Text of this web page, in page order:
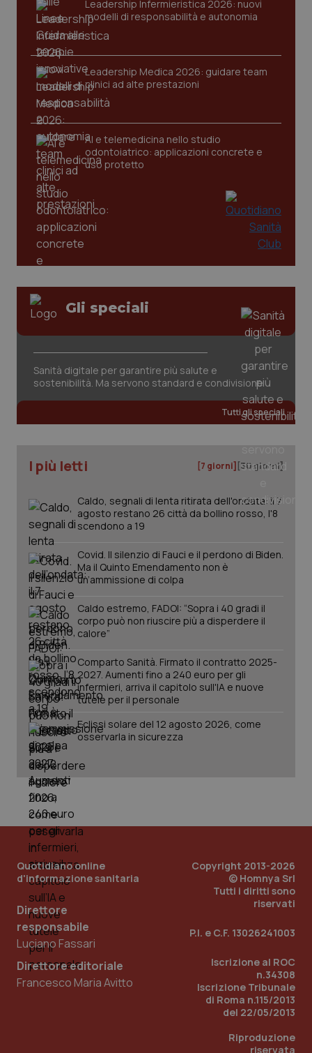
Leadership Infermieristica 2026: nuovi
modelli di responsabilità e autonomia
Leadership Medica 2026: guidare team
clinici ad alte prestazioni
AI e telemedicina nello studio
odontoiatrico: applicazioni concrete e
uso protetto
Gli speciali
Sanità digitale per garantire più salute e
sostenibilità. Ma servono standard e condivisione
Tutti gli speciali
I più letti [7 giorni] [30 giorni]
Caldo, segnali di lenta ritirata dell'ondata: il 7
agosto restano 26 città da bollino rosso, l'8
scendono a 19
Covid. Il silenzio di Fauci e il perdono di Biden.
Ma il Quinto Emendamento non è
un’ammissione di colpa
Caldo estremo, FADOI: “Sopra i 40 gradi il
corpo può non riuscire più a disperdere il
calore”
Comparto Sanità. Firmato il contratto 2025-
2027. Aumenti fino a 240 euro per gli
infermieri, arriva il capitolo sull'IA e nuove
tutele per il personale
Eclissi solare del 12 agosto 2026, come
osservarla in sicurezza
Quotidiano online
d'informazione sanitaria
Direttore
responsabile
Luciano Fassari
Direttore editoriale
Francesco Maria Avitto
Copyright 2013-2026
© Homnya Srl
Tutti i diritti sono
riservati
P.I. e C.F. 13026241003
Iscrizione al ROC
n.34308
Iscrizione Tribunale
di Roma n.115/2013
del 22/05/2013
Riproduzione
riservata
www.quotidianosanita.it
tracking-sites-ironfish-
tracking-enable
tracking-sites-ironfish-
www.quotidianosanita.it
2
_ga
Google LLC
.quotidianosanita.it
PHPSESSID
www.quotidianosanita.it